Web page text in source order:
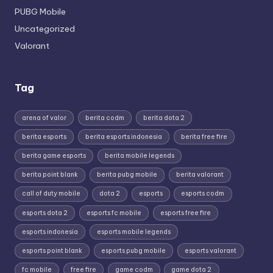
PUBG Mobile
Uncategorized
Valorant
Tag
arena of valor berita codm berita dota 2
berita esports berita esports indonesia berita free fire
berita game esports berita mobile legends
berita point blank berita pubg mobile berita valorant
call of duty mobile dota 2 esports esports codm
esports dota 2 esports fc mobile esports free fire
esports indonesia esports mobile legends
esports point blank esports pubg mobile esports valorant
fc mobile free fire game codm game dota 2